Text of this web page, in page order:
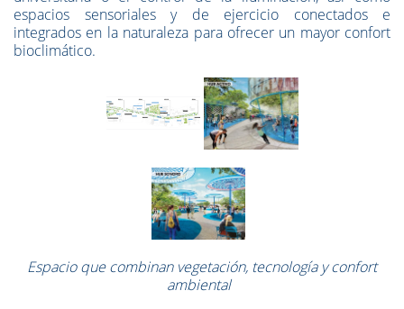
espacios sensoriales y de ejercicio conectados e
integrados en la naturaleza para ofrecer un mayor confort
bioclimático.
Espacio que combinan vegetación, tecnología y confort
ambiental